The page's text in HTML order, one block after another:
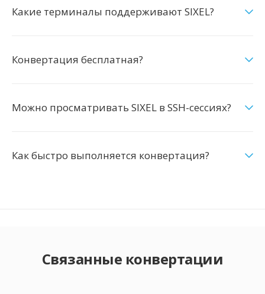
Какие терминалы поддерживают SIXEL?
Конвертация бесплатная?
Можно просматривать SIXEL в SSH-сессиях?
Как быстро выполняется конвертация?
Связанные конвертации